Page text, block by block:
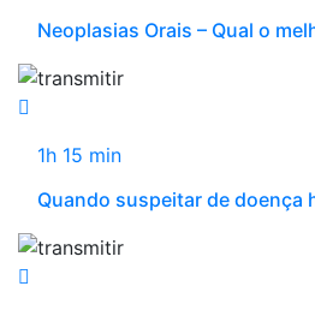
Neoplasias Orais – Qual o
1h 15 min
Quando suspeitar de doença